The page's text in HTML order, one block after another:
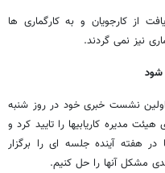
از کارجویان و به کارگماری ها
نیز نمی گردند.
نشست خبری خود در روز شنبه
مدیره کاریابیها را تایید کرد و
هفته آینده جلسه ای را برگزار
مشکل آنها را حل کنیم.